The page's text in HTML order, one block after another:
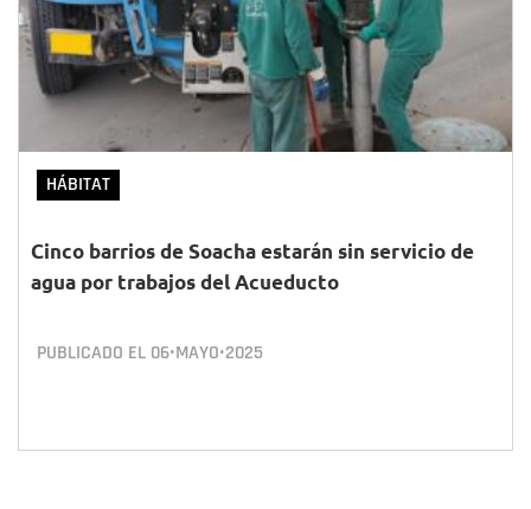
HÁBITAT
Cinco barrios de Soacha estarán sin servicio de
agua por trabajos del Acueducto
PUBLICADO EL 06•MAYO•2025